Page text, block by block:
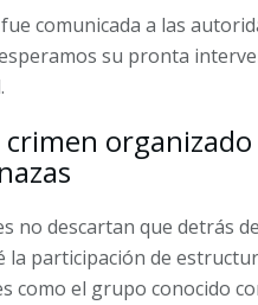
comunicada a las
su pronta
crimen
no descartan que detrás
la participación de
como el grupo conocido